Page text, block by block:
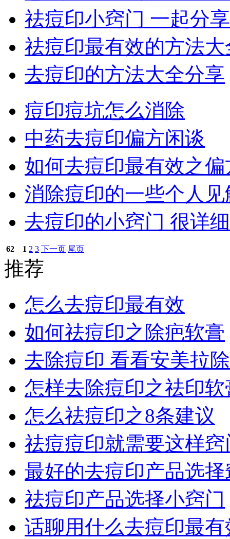
祛痘印小窍门 一起分
祛痘印最有效的方法大
去痘印的方法大全分享
痘印痘坑怎么消除
中药去痘印偏方闲谈
如何去痘印最有效之偏
消除痘印的一些个人见
去痘印的小窍门 很详细
62 1 2 3 下一页 尾页
推荐
怎么去痘印最有效
如何祛痘印之除疤软膏
去除痘印 看看安美拉
怎样去除痘印之祛印软
怎么祛痘印之8条建议
祛痘痘印就需要这样窍
最好的去痘印产品选择
祛痘印产品选择小窍门
话聊用什么去痘印最有